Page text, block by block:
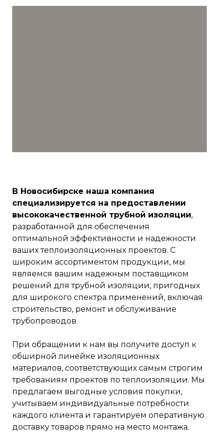
В Новосибирске наша компания
специализируется на предоставлении
высококачественной трубной изоляции,
разработанной для обеспечения
оптимальной эффективности и надежности
ваших теплоизоляционных проектов. С
широким ассортиментом продукции, мы
являемся вашим надежным поставщиком
решений для трубной изоляции, пригодных
для широкого спектра применений, включая
строительство, ремонт и обслуживание
трубопроводов.
При обращении к нам вы получите доступ к
обширной линейке изоляционных
материалов, соответствующих самым строгим
требованиям проектов по теплоизоляции. Мы
предлагаем выгодные условия покупки,
учитываем индивидуальные потребности
каждого клиента и гарантируем оперативную
доставку товаров прямо на место монтажа.